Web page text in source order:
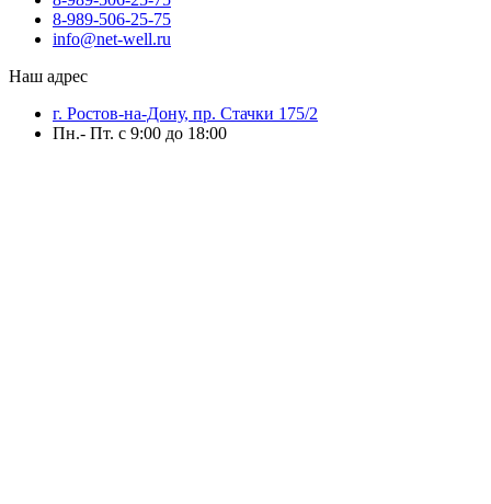
8-989-506-25-75
info@net-well.ru
Наш адрес
г. Ростов-на-Дону, пр. Стачки 175/2
Пн.- Пт. с 9:00 до 18:00